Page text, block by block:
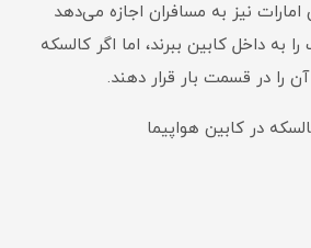
امارات نیز به مسافران اجازه می‌دهد
داخل کابین ببرند، اما اگر کالسکه
را در قسمت بار قرار دهند.